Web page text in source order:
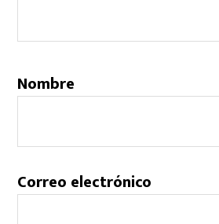
Nombre
Correo electrónico